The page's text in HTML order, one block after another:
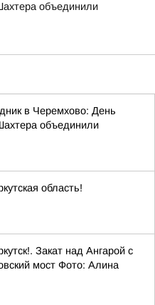
объединили
в Черемхово: День
объединили
область!
Закат над Ангарой с
мост Фото: Алина